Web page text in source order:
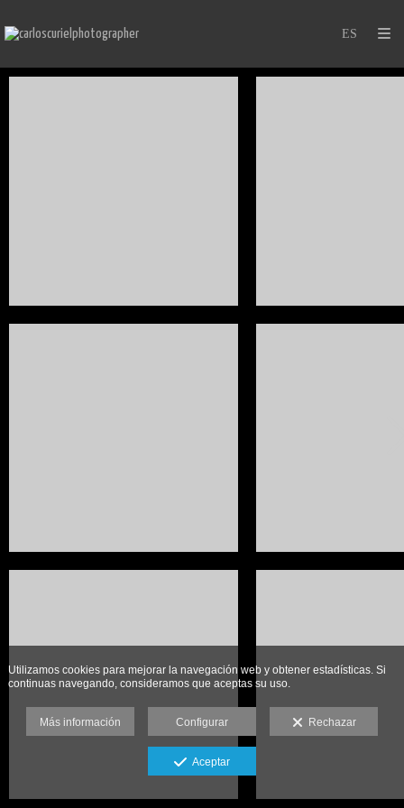
Utilizamos cookies para mejorar la navegación web y obtener estadísticas. Si
continuas navegando, consideramos que aceptas su uso.
Más información Configurar Rechazar
Aceptar